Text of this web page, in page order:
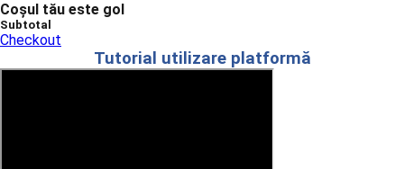
Coșul tău este gol
Subtotal
Checkout
Tutorial utilizare platformă